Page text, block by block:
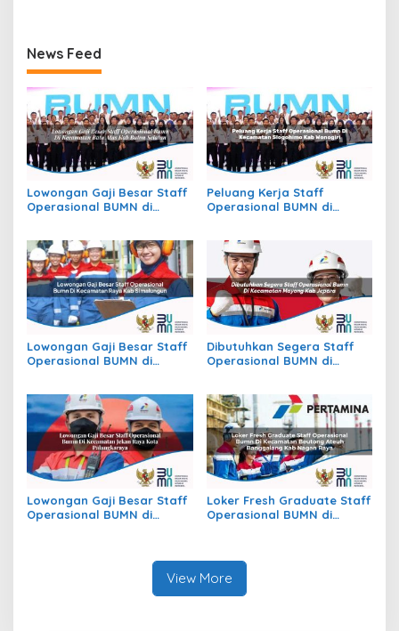
News Feed
Lowongan Gaji Besar Staff
Operasional BUMN di
Peluang Kerja Staff
Operasional BUMN di
Lowongan Gaji Besar Staff
Operasional BUMN di
Dibutuhkan Segera Staff
Operasional BUMN di
Lowongan Gaji Besar Staff
Operasional BUMN di
Loker Fresh Graduate Staff
Operasional BUMN di
View More